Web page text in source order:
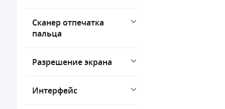
Сканер отпечатка
пальца
Разрешение экрана
Интерфейс